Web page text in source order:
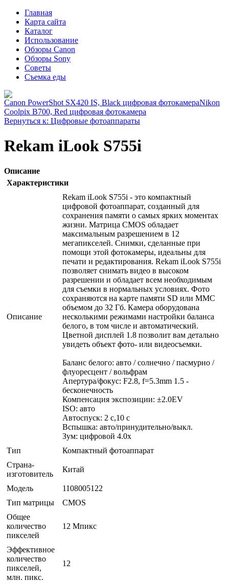
Главная
Карта сайта
Каталог
Использование
Обзоры Canon
Обзоры Sony
Советы
Съемка еды
Canon PowerShot SX420 IS, Black цифровая фотокамераNikon
Coolpix B700, Red цифровая фотокамера
Вернуться к: Цифровые фотоаппараты
Rekam iLook S755i
Описание
Характеристики
Описание
Rekam iLook S755i - это компактный
цифровой фотоаппарат, созданный для
сохранения памяти о самых ярких моментах
жизни. Матрица CMOS обладает
максимальным разрешением в 12
мегапикселей. Снимки, сделанные при
помощи этой фотокамеры, идеальны для
печати и редактирования. Rekam iLook S755i
позволяет снимать видео в высоком
разрешении и обладает всем необходимым
для съемки в нормальных условиях. Фото
сохраняются на карте памяти SD или MMC
объемом до 32 Гб. Камера оборудована
несколькими режимами настройки баланса
белого, в том числе и автоматический.
Цветной дисплей 1.8 позволит вам детально
увидеть объект фото- или видеосъемки.
Баланс белого: авто / солнечно / пасмурно /
флуоресцент / вольфрам
Апертура/фокус: F2.8, f=5.3mm 1.5 -
бесконечность
Компенсация экспозиции: ±2.0EV
ISO: авто
Автоспуск: 2 с,10 с
Вспышка: авто/принудительно/выкл.
Зум: цифровой 4.0х
Тип
Компактный фотоаппарат
Страна-
изготовитель
Китай
Модель
1108005122
Тип матрицы
CMOS
Общее
количество
пикселей
12 Мпикс
Эффективное
количество
пикселей,
млн. пикс.
12